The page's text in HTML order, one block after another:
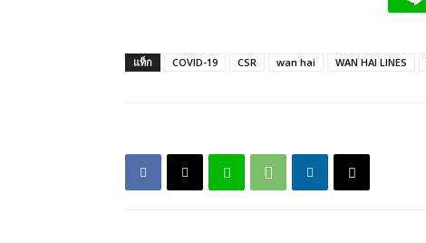
แท็ก COVID-19 CSR wan hai WAN HAI LINES